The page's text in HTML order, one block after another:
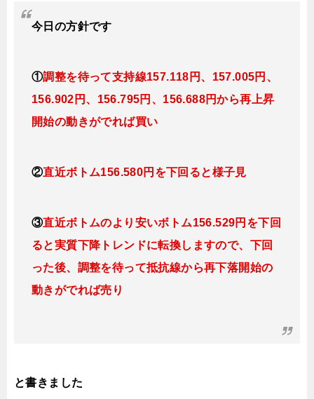
今日 の方針です
①調整を待って支持線157.118円、157.005円 、
156.902円、156.795円、156.688円から再上昇
開始の動きがでれば買い
②直近ボトム156.580円を下回ると様子見
③直近ボトムのより安いボトム156.529円を下回
ると実質下降トレンドに転換しますので、下回
った後、調整を待って抵抗線から再下落開始の
動きがでれば売り
と書きました